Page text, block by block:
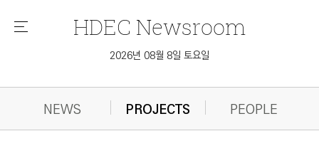
메
HDEC Newsroom
2026년 08월 8일 토요일
NEWS PROJECTS PEOPLE